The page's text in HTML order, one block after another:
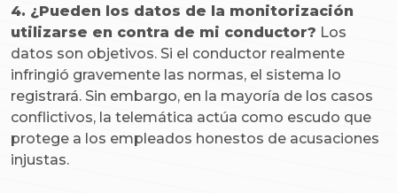
4. ¿Pueden los datos de la monitorización
utilizarse en contra de mi conductor? Los
datos son objetivos. Si el conductor realmente
infringió gravemente las normas, el sistema lo
registrará. Sin embargo, en la mayoría de los casos
conflictivos, la telemática actúa como escudo que
protege a los empleados honestos de acusaciones
injustas.